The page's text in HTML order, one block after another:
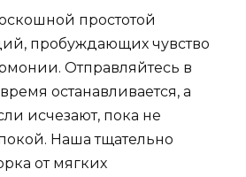
простотой
пробуждающих чувство
Отправляйтесь в
останавливается, а
исчезают, пока не
Наша тщательно
от мягких